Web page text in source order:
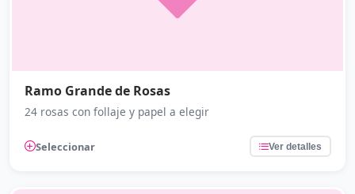
Ramo Grande de Rosas
24 rosas con follaje y papel a elegir
Seleccionar Ver detalles